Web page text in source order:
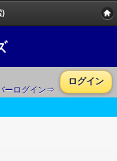
)
ーログイン⇒
ログイン